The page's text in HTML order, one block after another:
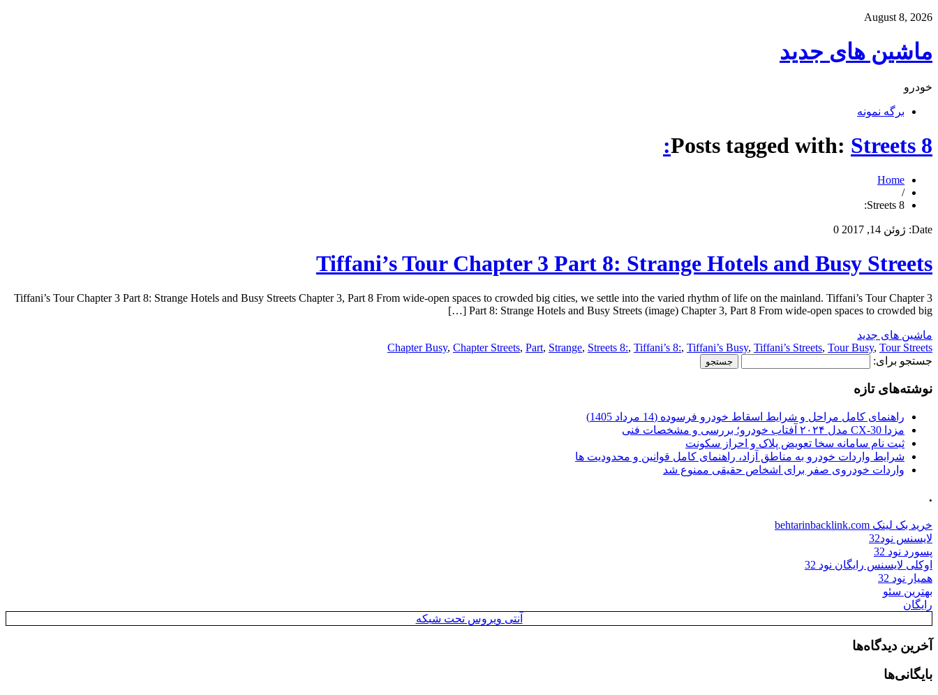
August 8, 2026
ماشین های جدید
خودرو
برگه نمونه
Posts tagged with: Streets 8:
Home
/
Streets 8:
Date: ژوئن 14, 2017 0
Tiffani’s Tour Chapter 3 Part 8: Strange Hotels and Busy Streets
Tiffani’s Tour Chapter 3 Part 8: Strange Hotels and Busy Streets Chapter 3, Part 8 From wide-open spaces to crowded big cities, we settle into the varied rhythm of life on the mainland. Tiffani’s Tour Chapter 3
Part 8: Strange Hotels and Busy Streets (image) Chapter 3, Part 8 From wide-open spaces to crowded big […]
ماشین های جدید
Chapter Busy, Chapter Streets, Part, Strange, Streets 8:, Tiffani’s 8:, Tiffani’s Busy, Tiffani’s Streets, Tour Busy, Tour Streets
جستجو برای:
نوشته‌های تازه
راهنمای کامل مراحل و شرایط اسقاط خودرو فرسوده (14 مرداد 1405)
مزدا CX-30 مدل ۲۰۲۴ آفتاب خودرو؛ بررسی و مشخصات فنی
ثبت نام سامانه سخا تعویض پلاک و احراز سکونت
شرایط واردات خودرو به مناطق آزاد، راهنمای کامل قوانین و محدودیت ها
واردات خودروی صفر برای اشخاص حقیقی ممنوع شد
.
خرید بک لینک behtarinbacklink.com
لایسنس نود32
پسورد نود 32
اوکلی لایسنس رایگان نود 32
همیار نود 32
بهترین سئو
رایگان
آنتی ویروس تحت شبکه
آخرین دیدگاه‌ها
بایگانی‌ها